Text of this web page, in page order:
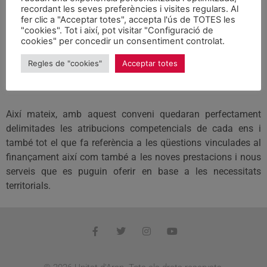
millora la coordinació
en matèria sanitària
Així mateix, amb aquest conveni quedaran perfectament
delimitades les atribucions competencials de cada ens i
també tot el que fa referència a les qüestions vinculades al
finançament així com també a les noves prestacions i nous
serveis que es puguin oferir en base a les necessitats
territorials.
recordant les seves preferències i visites regulars. Al
fer clic a "Acceptar totes", accepta l'ús de TOTES les
"cookies". Tot i així, pot visitar "Configuració de
cookies" per concedir un consentiment controlat.
Regles de "cookies" Acceptar totes